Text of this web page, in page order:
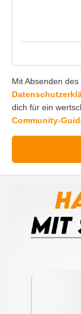
Mit Absenden
dich für ein
Community-